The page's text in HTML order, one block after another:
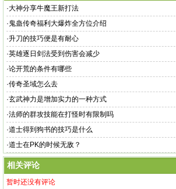
·大神分享牛魔王新打法
· 鬼蛊传奇福利大爆炸全方位介绍
·升刀的技巧便是有耐心
·英雄逐日剑法受到伤害会减少
·论开荒的条件有哪些
·传奇圣域怎么去
·玄武神力是增加实力的一种方式
·法师的群攻技能在打怪时有限制吗
·道士得到狗书的技巧是什么
·道士在PK的时候无敌？
相关评论
暂时还没有评论